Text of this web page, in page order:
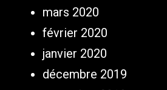
mars 2020
février 2020
janvier 2020
décembre 2019